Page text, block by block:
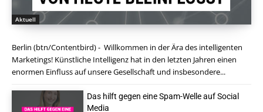
Aktuell
Berlin (btn/Contentbird) - Willkommen in der Ära des intelligenten
Marketings! Künstliche Intelligenz hat in den letzten Jahren einen
enormen Einfluss auf unsere Gesellschaft und insbesondere...
Das hilft gegen eine Spam-Welle auf Social
Media